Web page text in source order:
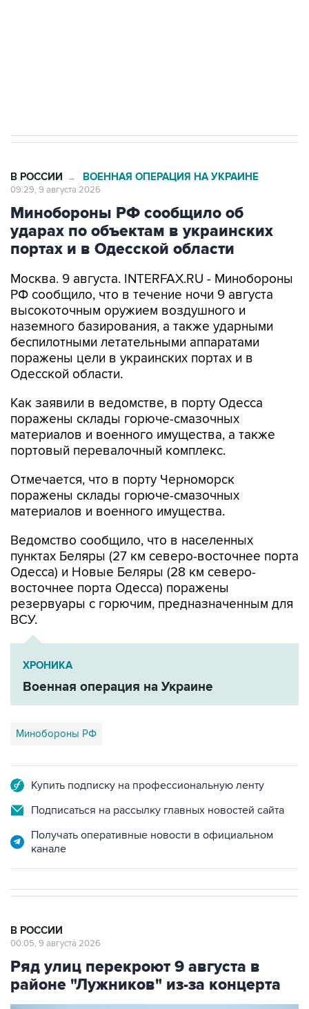
В РОССИИ → ВОЕННАЯ ОПЕРАЦИЯ НА УКРАИНЕ
09:29, 9 августа 2026
Минобороны РФ сообщило об
ударах по объектам в украинских
портах и в Одесской области
Москва. 9 августа. INTERFAX.RU - Минобороны
РФ сообщило, что в течение ночи 9 августа
высокоточным оружием воздушного и
наземного базирования, а также ударными
беспилотными летательными аппаратами
поражены цели в украинских портах и в
Одесской области.
Как заявили в ведомстве, в порту Одесса
поражены склады горюче-смазочных
материалов и военного имущества, а также
портовый перевалочный комплекс.
Отмечается, что в порту Черноморск
поражены склады горюче-смазочных
материалов и военного имущества.
Ведомство сообщило, что в населенных
пунктах Беляры (27 км северо-восточнее порта
Одесса) и Новые Беляры (28 км северо-
восточнее порта Одесса) поражены
резервуары с горючим, предназначенным для
ВСУ.
ХРОНИКА
Военная операция на Украине
Минобороны РФ
Купить подписку на профессиональную ленту
Подписаться на рассылку главных новостей сайта
Получать оперативные новости в официальном
канале
В РОССИИ
00:05, 9 августа 2026
Ряд улиц перекроют 9 августа в
районе "Лужников" из-за концерта